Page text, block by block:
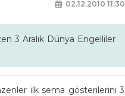
02.12.2010 11:30
3 Aralık Dünya Engelliler
ilk sema gösterilerini 3